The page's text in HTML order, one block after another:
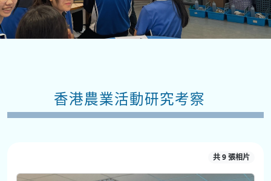
香港農業活動研究考察
共 9 張相片